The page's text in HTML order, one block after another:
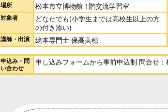
場所 松本市立博物館 1階交流学習室
対象者
どなたでも(小学生までは高校生以上の方
の付き添い)
講師・出演 絵本専門士 保高美穂
申込み・問
い合わせ
申し込みフォームから事前申込制 問合せ